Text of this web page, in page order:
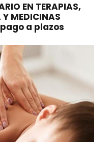
EN TERAPIAS,
MEDICINAS
pago a plazos